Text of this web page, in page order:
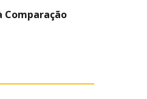
Comparação